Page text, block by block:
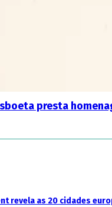
presta
revela as 20 cidades